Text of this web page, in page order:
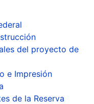
del proyecto de
e Impresión
de la Reserva